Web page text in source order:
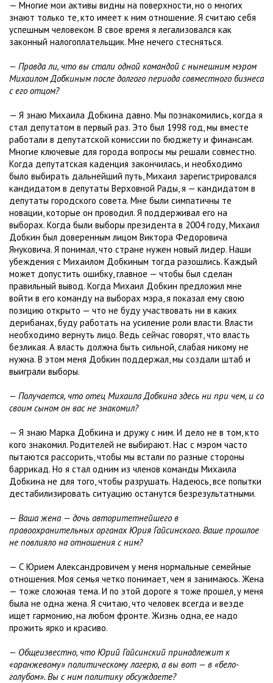
— Многие мои активы видны на поверхности, но о многих
знают только те, кто имеет к ним отношение. Я считаю себя
успешным человеком. В свое время я легализовался как
законный налогоплательщик. Мне нечего стесняться.
— Правда ли, что вы стали одной командой с нынешним мэром
Михаилом Добкиным после долгого периода совместного бизнеса
с его отцом?
— Я знаю Михаила Добкина давно. Мы познакомились, когда я
стал депутатом в первый раз. Это был 1998 год, мы вместе
работали в депутатской комиссии по бюджету и финансам.
Многие ключевые для города вопросы мы решали совместно.
Когда депутатская каденция закончилась, и необходимо
было выбирать дальнейший путь, Михаил зарегистрировался
кандидатом в депутаты Верховной Рады, я — кандидатом в
депутаты городского совета. Мне были симпатичны те
новации, которые он проводил. Я поддерживал его на
выборах. Когда были выборы президента в 2004 году, Михаил
Добкин был доверенным лицом Виктора Федоровича
Януковича. Я понимал, что стране нужен новый лидер. Наши
убеждения с Михаилом Добкиным тогда разошлись. Каждый
может допустить ошибку, главное — чтобы был сделан
правильный вывод. Когда Михаил Добкин предложил мне
войти в его команду на выборах мэра, я показал ему свою
позицию открыто — что не буду участвовать ни в каких
дерибанах, буду работать на усиление роли власти. Власти
необходимо вернуть лицо. Ведь сейчас говорят, что власть
безликая. А власть должна быть сильной, слабая никому не
нужна. В этом меня Добкин поддержал, мы создали штаб и
выиграли выборы.
— Получается, что отец Михаила Добкина здесь ни при чем, и со
своим сыном он вас не знакомил?
— Я знаю Марка Добкина и дружу с ним. И дело не в том, кто
кого знакомил. Родителей не выбирают. Нас с мэром часто
пытаются рассорить, чтобы мы встали по разные стороны
баррикад. Но я стал одним из членов команды Михаила
Добкина не для того, чтобы разрушать. Надеюсь, все попытки
дестабилизировать ситуацию останутся безрезультатными.
— Ваша жена — дочь авторитетнейшего в
правоохранительных органах Юрия Гайсинского. Ваше прошлое
не повлияло на отношения с ним?
— С Юрием Александровичем у меня нормальные семейные
отношения. Моя семья четко понимает, чем я занимаюсь. Жена
— тоже сложная тема. И по этой дороге я тоже прошел, у меня
была не одна жена. Я считаю, что человек всегда и везде
ищет гармонию, на любом фронте. Жизнь одна, ее надо
прожить ярко и красиво.
— Общеизвестно, что Юрий Гайсинский принадлежит к
«оранжевому» политическому лагерю, а вы вот — в «бело-
голубом». Вы с ним политику обсуждаете?